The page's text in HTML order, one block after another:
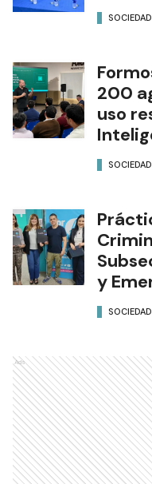
SOCIEDAD
200
uso
SOCIEDAD
y
SOCIEDAD
Ads